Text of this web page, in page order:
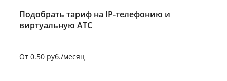
Подобрать тариф на IP-телефонию и
виртуальную АТС
От 0.50 руб./месяц